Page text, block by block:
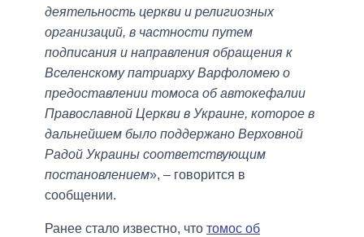
деятельность церкви и религиозных
организаций, в частности путем
подписания и направления обращения к
Вселенскому патриарху Варфоломею о
предоставлении томоса об автокефалии
Православной Церкви в Украине, которое в
дальнейшем было поддержано Верховной
Радой Украины соответствующим
постановлением», – говорится в
сообщении.
Ранее стало известно, что томос об